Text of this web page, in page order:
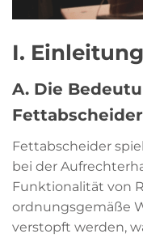
I. Einleitung
A. Die
Fettabscheider
bei der
Funktionalität von
ordnungsgemäße
verstopft werden,